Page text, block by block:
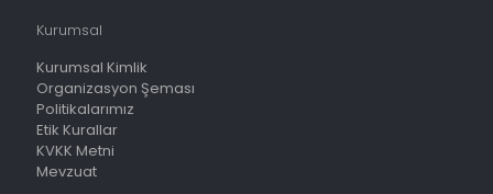
Kurumsal
Kurumsal Kimlik
Organizasyon Şeması
Politikalarımız
Etik Kurallar
KVKK Metni
Mevzuat